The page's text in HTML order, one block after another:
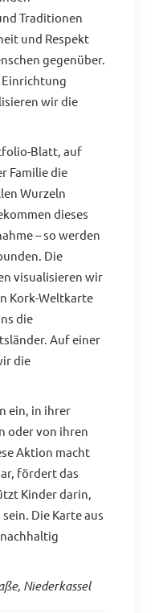
Traditionen
und Respekt
gegenüber.
Einrichtung
wir die
Blatt, auf
Familie die
Wurzeln
dieses
– so werden
Die
visualisieren wir
Kork-Weltkarte
die
Auf einer
die
ein, in ihrer
oder von ihren
Aktion macht
fördert das
Kinder darin,
Die Karte aus
Niederkassel